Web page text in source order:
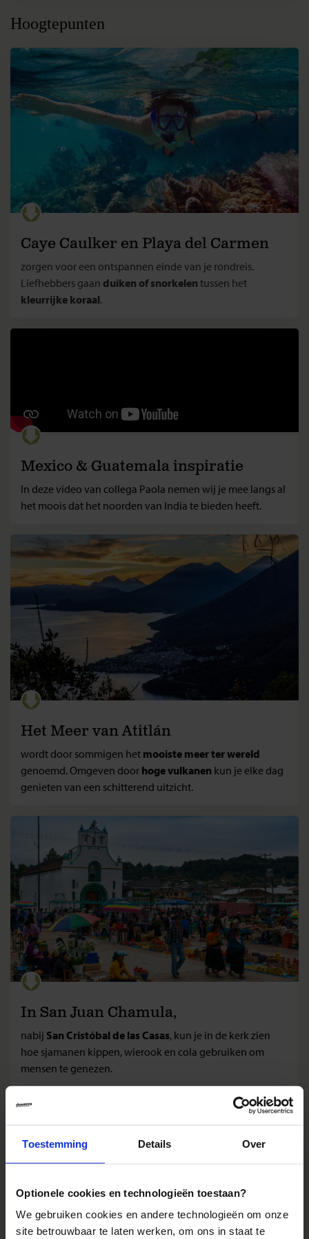
Toestemming Details Over
Optionele cookies en technologieën toestaan?
We gebruiken cookies en andere technologieën om onze
site betrouwbaar te laten werken, om ons in staat te
Hoogtepunten
Caye Caulker en Playa del Carmen
zorgen voor een ontspannen einde van je rondreis.
Liefhebbers gaan duiken of snorkelen tussen het
kleurrijke koraal.
Mexico & Guatemala inspiratie
In deze video van collega Paola nemen wij je mee langs al
het moois dat het noorden van India te bieden heeft.
Het Meer van Atitlán
wordt door sommigen het mooiste meer ter wereld
genoemd. Omgeven door hoge vulkanen kun je elke dag
genieten van een schitterend uitzicht.
In San Juan Chamula,
nabij San Cristóbal de las Casas, kun je in de kerk zien
hoe sjamanen kippen, wierook en cola gebruiken om
mensen te genezen.